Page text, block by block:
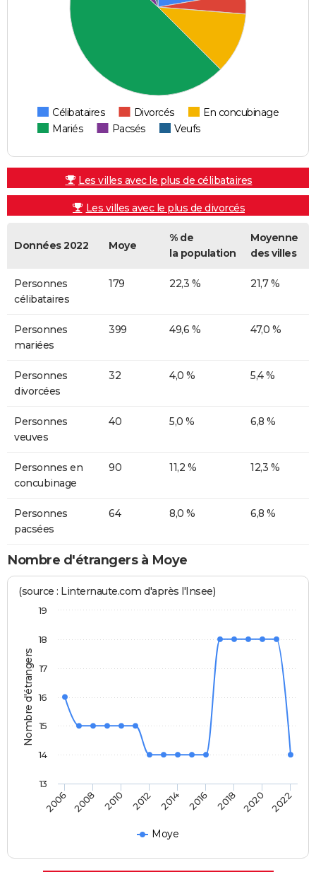
Célibataires Divorcés
En concubinage
Mariés
Pacsés Veufs
Les villes avec le plus de célibataires
Les villes avec le plus de divorcés
Données 2022 Moye
% de
la population
Moyenne
des villes
Personnes
célibataires
179 22,3 % 21,7 %
Personnes
mariées
399 49,6 % 47,0 %
Personnes
divorcées
32 4,0 % 5,4 %
Personnes
veuves
40 5,0 % 6,8 %
Personnes en
concubinage
90 11,2 % 12,3 %
Personnes
pacsées
64 8,0 % 6,8 %
Nombre d'étrangers à Moye
Nombre d'étrangers
(source : Linternaute.com d'après l'Insee)
Moye
2006 2008 2010 2012 2014 2016 2018 2020 2022
13
14
15
16
17
18
19